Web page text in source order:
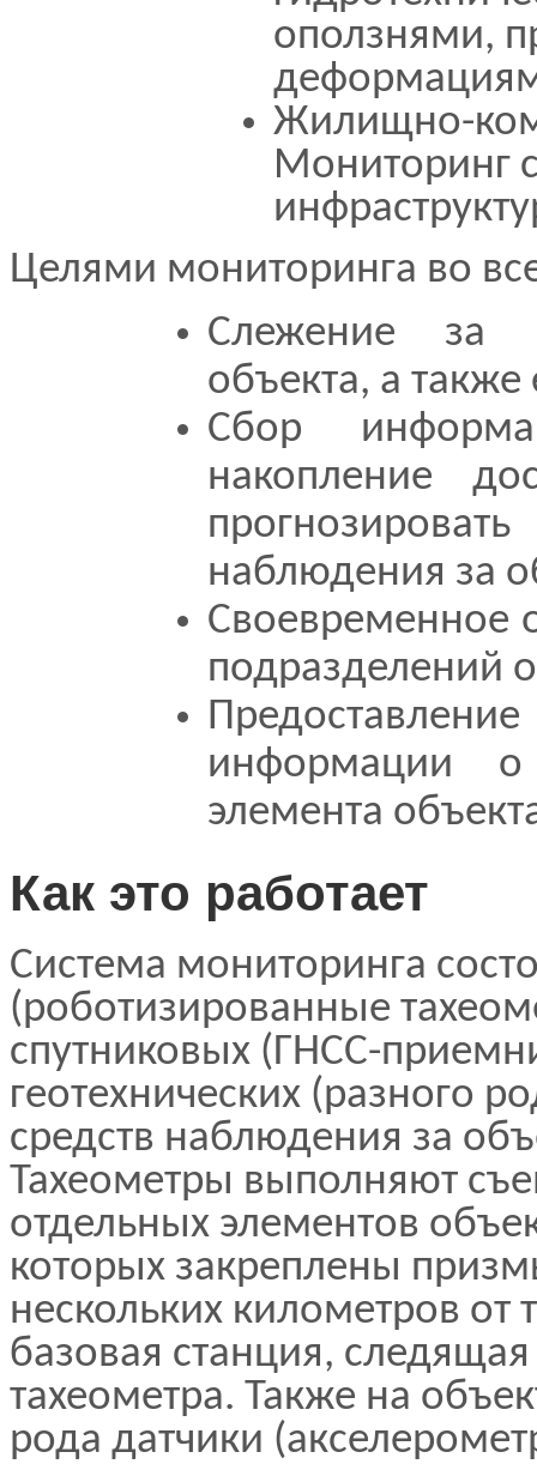
оползнями,
Жилищно-
Мониторинг
Целями мониторинга во
Слежение за
объекта, а также
Сбор
накопление
наблюдения за
Своевременное
подразделений
информации
элемента
Как это работает
Система мониторинга
(роботизированные
спутниковых (ГНСС-
геотехнических (разного
средств наблюдения за
Тахеометры выполняют
отдельных элементов
которых закреплены
нескольких километров от
базовая станция,
тахеометра. Также на
рода датчики